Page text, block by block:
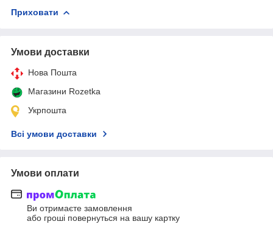
Приховати
Умови доставки
Нова Пошта
Магазини Rozetka
Укрпошта
Всі умови доставки
Умови оплати
Ви отримаєте замовлення
або гроші повернуться на вашу картку